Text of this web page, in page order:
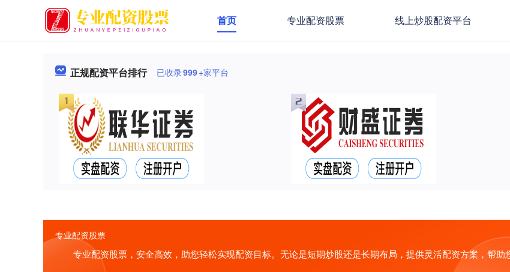
首页 专业配资股票 线上炒股配资平台
正规配资平台排行 已收录999+家平台
专业配资股票
专业配资股票，安全高效，助您轻松实现配资目标。无论是短期炒股还是长期布局，提供灵活配资方案，帮助